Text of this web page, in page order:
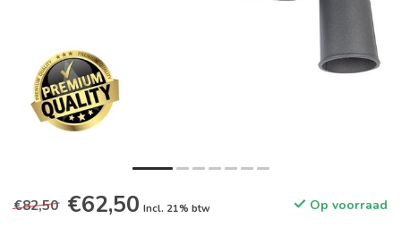
€82,50 €62,50 Incl. 21% btw Op voorraad